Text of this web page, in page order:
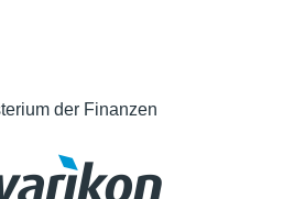
der Finanzen